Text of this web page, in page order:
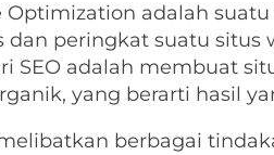
Optimization adalah
peringkat suatu situs
SEO adalah membuat
yang berarti hasil
berbagai